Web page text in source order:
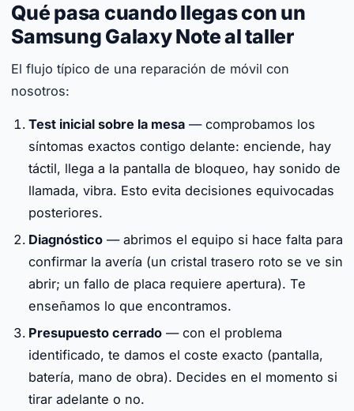
Qué pasa cuando llegas con un
Samsung Galaxy Note al taller
El flujo típico de una reparación de móvil con
nosotros:
Test inicial sobre la mesa — comprobamos los
síntomas exactos contigo delante: enciende, hay
táctil, llega a la pantalla de bloqueo, hay sonido de
llamada, vibra. Esto evita decisiones equivocadas
posteriores.
Diagnóstico — abrimos el equipo si hace falta para
confirmar la avería (un cristal trasero roto se ve sin
abrir; un fallo de placa requiere apertura). Te
enseñamos lo que encontramos.
Presupuesto cerrado — con el problema
identificado, te damos el coste exacto (pantalla,
batería, mano de obra). Decides en el momento si
tirar adelante o no.